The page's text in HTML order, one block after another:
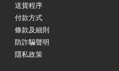
送貨程序
付款方式
條款及細則
防詐騙聲明
隱私政策